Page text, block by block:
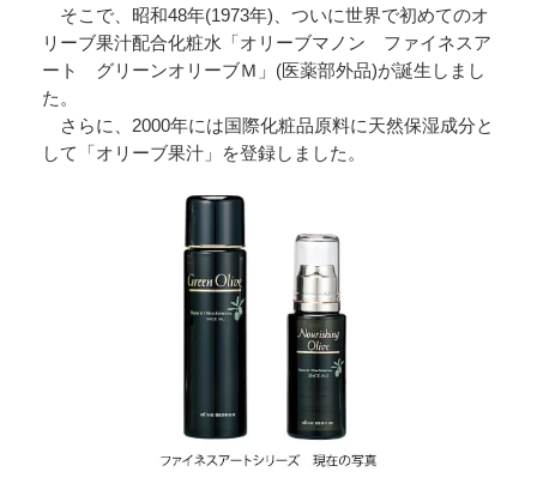
そこで、昭和48年(1973年)、ついに世界で初めてのオ
リーブ果汁配合化粧水「オリーブマノン ファイネスア
ート グリーンオリーブＭ」(医薬部外品)が誕生しまし
た。
さらに、2000年には国際化粧品原料に天然保湿成分と
して「オリーブ果汁」を登録しました。